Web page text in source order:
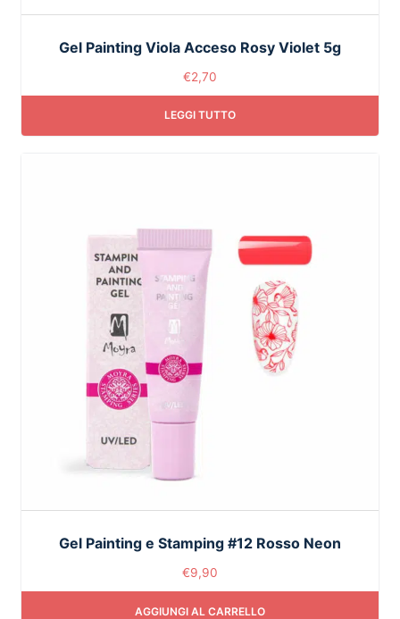
Gel Painting Viola Acceso Rosy Violet 5g
€2,70
LEGGI TUTTO
Gel Painting e Stamping #12 Rosso Neon
€9,90
AGGIUNGI AL CARRELLO